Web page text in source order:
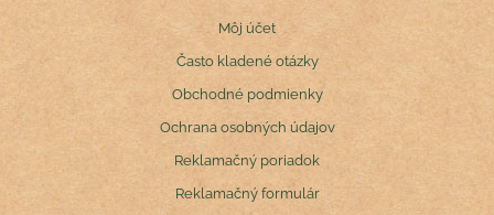
Môj účet
Často kladené otázky
Obchodné podmienky
Ochrana osobných údajov
Reklamačný poriadok
Reklamačný formulár